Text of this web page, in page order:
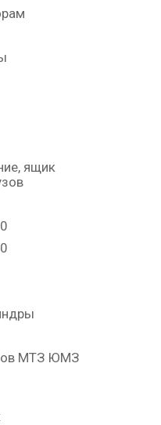
ящик
МТЗ ЮМЗ